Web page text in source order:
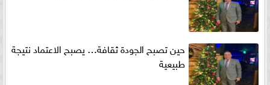
حين تصبح الجودة ثقافة… يصبح الاعتماد نتيجة
طبيعية